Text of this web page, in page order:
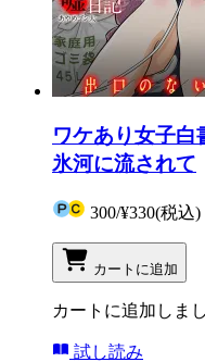
ワケあり女子
氷河に流されて
300/¥330(税込)
カートに追加
カートに追加しま
試し読み